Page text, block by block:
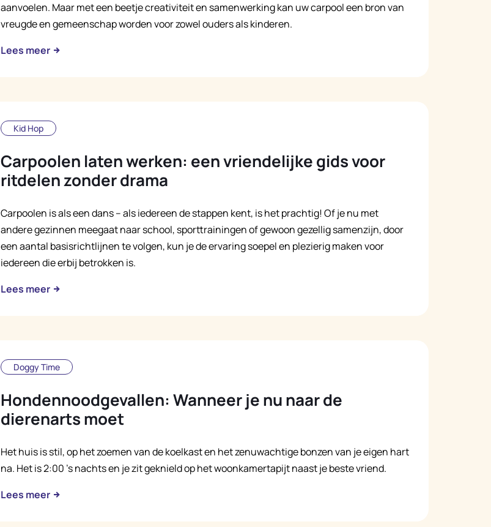
aanvoelen. Maar met een beetje creativiteit en samenwerking kan uw carpool een bron van
vreugde en gemeenschap worden voor zowel ouders als kinderen.
Lees meer
Kid Hop
Carpoolen laten werken: een vriendelijke gids voor
ritdelen zonder drama
Carpoolen is als een dans – als iedereen de stappen kent, is het prachtig! Of je nu met
andere gezinnen meegaat naar school, sporttrainingen of gewoon gezellig samenzijn, door
een aantal basisrichtlijnen te volgen, kun je de ervaring soepel en plezierig maken voor
iedereen die erbij betrokken is.
Lees meer
Doggy Time
Hondennoodgevallen: Wanneer je nu naar de
dierenarts moet
Het huis is stil, op het zoemen van de koelkast en het zenuwachtige bonzen van je eigen hart
na. Het is 2:00 's nachts en je zit geknield op het woonkamertapijt naast je beste vriend.
Lees meer